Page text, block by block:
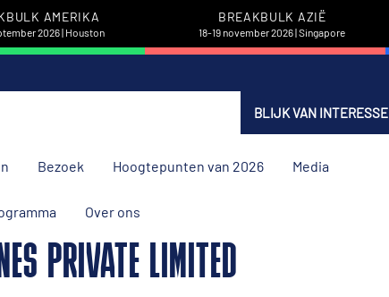
AMERIKA
2026 | Houston
BREAKBULK AZIË
18-19 november 2026 | Singapore
BLIJK VAN INTERESSE
Bezoek Hoogtepunten van 2026 Media
Over ons
PRIVATE LIMITED